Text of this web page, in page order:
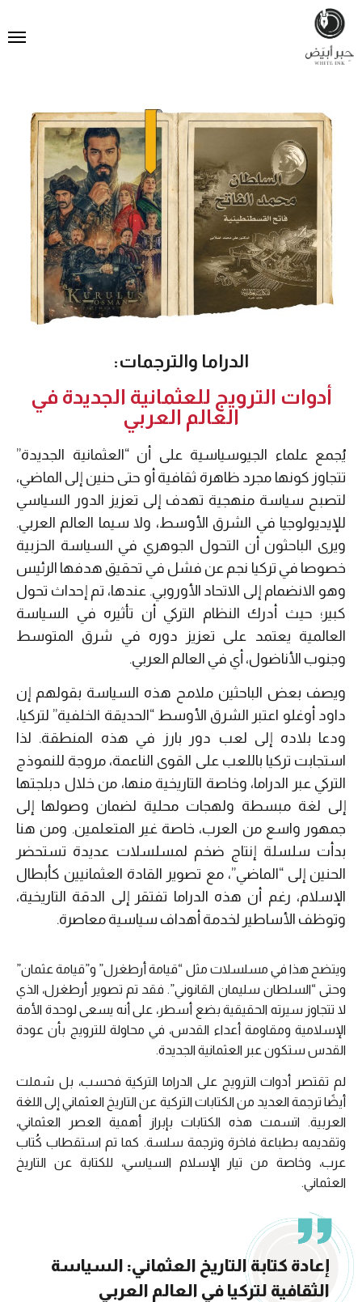
الدراما والترجمات:
أدوات الترويج للعثمانية الجديدة في
العالم العربي
يُجمع علماء الجيوسياسية على أن “العثمانية الجديدة”
تتجاوز كونها مجرد ظاهرة ثقافية أو حتى حنين إلى الماضي،
لتصبح سياسة منهجية تهدف إلى تعزيز الدور السياسي
للإيديولوجيا في الشرق الأوسط، ولا سيما العالم العربي.
ويرى الباحثون أن التحول الجوهري في السياسة الحزبية
خصوصا في تركيا نجم عن فشل في تحقيق هدفها الرئيس
وهو الانضمام إلى الاتحاد الأوروبي. عندها، تم إحداث تحول
كبير؛ حيث أدرك النظام التركي أن تأثيره في السياسة
العالمية يعتمد على تعزيز دوره في شرق المتوسط
وجنوب الأناضول، أي في العالم العربي.
ويصف بعض الباحثين ملامح هذه السياسة بقولهم إن
داود أوغلو اعتبر الشرق الأوسط “الحديقة الخلفية” لتركيا،
ودعا بلاده إلى لعب دور بارز في هذه المنطقة. لذا
استجابت تركيا باللعب على القوى الناعمة، مروجة للنموذج
التركي عبر الدراما، وخاصة التاريخية منها، من خلال دبلجتها
إلى لغة مبسطة ولهجات محلية لضمان وصولها إلى
جمهور واسع من العرب، خاصة غير المتعلمين. ومن هنا
بدأت سلسلة إنتاج ضخم لمسلسلات عديدة تستحضر
الحنين إلى “الماضي”، مع تصوير القادة العثمانيين كأبطال
الإسلام، رغم أن هذه الدراما تفتقر إلى الدقة التاريخية،
وتوظف الأساطير لخدمة أهداف سياسية معاصرة.
ويتضح هذا في مسلسلات مثل “قيامة أرطغرل” و”قيامة عثمان”
وحتى “السلطان سليمان القانوني”. فقد تم تصوير أرطغرل، الذي
لا تتجاوز سيرته الحقيقية بضع أسطر، على أنه يسعى لوحدة الأمة
الإسلامية ومقاومة أعداء القدس، في محاولة للترويج بأن عودة
القدس ستكون عبر العثمانية الجديدة.
لم تقتصر أدوات الترويج على الدراما التركية فحسب، بل شملت
أيضًا ترجمة العديد من الكتابات التركية عن التاريخ العثماني إلى اللغة
العربية. اتسمت هذه الكتابات بإبراز أهمية العصر العثماني،
وتقديمه بطباعة فاخرة وترجمة سلسة. كما تم استقطاب كُتاب
عرب، وخاصة من تيار الإسلام السياسي، للكتابة عن التاريخ
العثماني.
إعادة كتابة التاريخ العثماني: السياسة
الثقافية لتركيا في العالم العربي